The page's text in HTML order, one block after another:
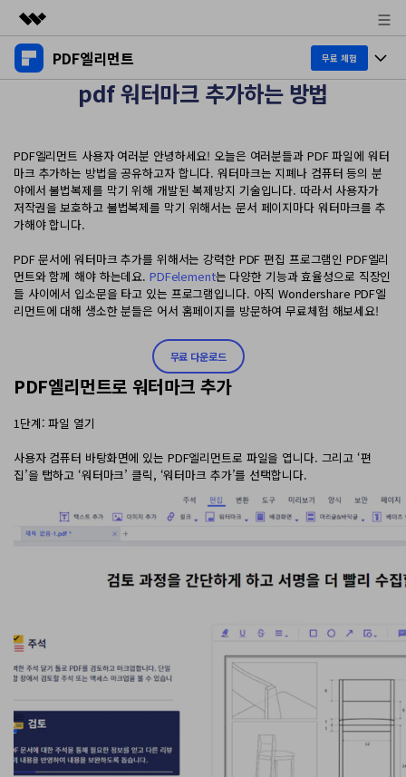
주요 제품
AIGC 크리에이티비티
솔루션
회사 소개
뉴스룸
도움말 센터
PDF엘리먼트 무료 체험
데스크탑
Windows용
Mac용
모바일 앱
iPhone/iPad용
Android용
문서 클라우드
PDF JPG 변환
PDF PPT 변환
PDF 병합
PDF 압축
제품 기능
교육용
PDF 읽기
PDF 주석 달기
PDF 생성
개인용
PDF 변환
PDF 편집
PDF 구성
PDF 보호
PDF 일괄 작업
PDF OCR
AI PDF
AI PDF 요약기
AI PDF 번역기
이미지와 채팅하기
AI PDF 재작성
AI PDF 설명
AI 이미지 생성기
AI 지원 센터
리소스
PDFelement 자료실
도움말 센터
구독 취소
유튜브
무료 다운로드
pdf 워터마크 추가하는 방법
PDF엘리먼트 사용자 여러분 안녕하세요! 오늘은 여러분들과 PDF 파일에 워터
마크 추가하는 방법을 공유하고자 합니다. 워터마크는 지폐나 컴퓨터 등의 분
야에서 불법복제를 막기 위해 개발된 복제방지 기술입니다. 따라서 사용자가
저작권을 보호하고 불법복제를 막기 위해서는 문서 페이지마다 워터마크를 추
가해야 합니다.
PDF 문서에 워터마크 추가를 위해서는 강력한 PDF 편집 프로그램인 PDF엘리
먼트와 함께 해야 하는데요. PDFelement는 다양한 기능과 효율성으로 직장인
들 사이에서 입소문을 타고 있는 프로그램입니다. 아직 Wondershare PDF엘
리먼트에 대해 생소한 분들은 어서 홈페이지를 방문하여 무료체험 해보세요!
무료 다운로드
PDF엘리먼트로 워터마크 추가
1단계: 파일 열기
사용자 컴퓨터 바탕화면에 있는 PDF엘리먼트로 파일을 엽니다. 그리고 ‘편
집’을 탭하고 ‘워터마크’ 클릭, ‘워터마크 추가’를 선택합니다.